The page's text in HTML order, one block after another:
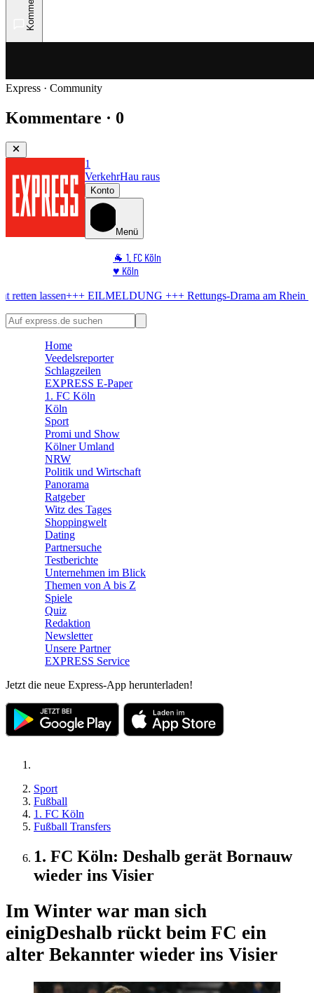
Express · Community
Kommentare · 0
1
VerkehrHau raus
Konto
Menü
🐐 1. FC Köln
♥️ Köln
🏆 Sport
EILMELDUNG +++Rettungs-Drama am RheinMann will sich
Home
Veedelsreporter
Schlagzeilen
EXPRESS E-Paper
1. FC Köln
Köln
Sport
Promi und Show
Kölner Umland
NRW
Politik und Wirtschaft
Panorama
Ratgeber
Witz des Tages
Shoppingwelt
Dating
Partnersuche
Testberichte
Unternehmen im Blick
Themen von A bis Z
Spiele
Quiz
Redaktion
Newsletter
Unsere Partner
EXPRESS Service
Jetzt die neue Express-App herunterladen!
Sport
Fußball
1. FC Köln
Fußball Transfers
1. FC Köln: Deshalb gerät Bornauw
wieder ins Visier
Im Winter war man sich
einigDeshalb rückt beim FC ein
alter Bekannter wieder ins Visier